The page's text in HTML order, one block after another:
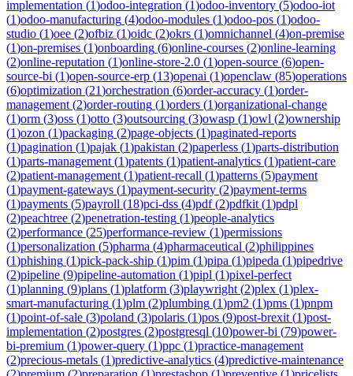
implementation (1)odoo-integration (1)odoo-inventory (5)odoo-iot
(1)odoo-manufacturing (4)odoo-modules (1)odoo-pos (1)odoo-
studio (1)oee (2)ofbiz (1)oidc (2)okrs (1)omnichannel (4)on-premise
(1)on-premises (1)onboarding (6)online-courses (2)online-learning
(2)online-reputation (1)online-store-2.0 (1)open-source (6)open-
source-bi (1)open-source-erp (13)openai (1)openclaw (85)operations
(6)optimization (21)orchestration (6)order-accuracy (1)order-
management (2)order-routing (1)orders (1)organizational-change
(1)orm (3)oss (1)otto (3)outsourcing (3)owasp (1)owl (2)ownership
(1)ozon (1)packaging (2)page-objects (1)paginated-reports
(1)pagination (1)pajak (1)pakistan (2)paperless (1)parts-distribution
(1)parts-management (1)patents (1)patient-analytics (1)patient-care
(2)patient-management (1)patient-recall (1)patterns (5)payment
(1)payment-gateways (1)payment-security (2)payment-terms
(1)payments (5)payroll (18)pci-dss (4)pdf(2)pdfkit (1)pdpl
(2)peachtree (2)penetration-testing (1)people-analytics
(2)performance (25)performance-review (1)permissions
(1)personalization (5)pharma (4)pharmaceutical (2)philippines
(1)phishing (1)pick-pack-ship (1)pim (1)pipa (1)pipeda (1)pipedrive
(2)pipeline (9)pipeline-automation (1)pipl (1)pixel-perfect
(1)planning (9)plans (1)platform (3)playwright (2)plex (1)plex-
smart-manufacturing (1)plm (2)plumbing (1)pm2 (1)pms (1)pnpm
(1)point-of-sale (3)poland (3)polaris (1)pos (9)post-brexit (1)post-
implementation (2)postgres (2)postgresql (10)power-bi (79)power-
bi-premium (1)power-query (1)ppc (1)practice-management
(2)precious-metals (1)predictive-analytics (4)predictive-maintenance